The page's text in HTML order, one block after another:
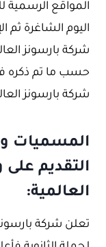
المواقع
اليوم الشاغرة ثم
شركة بارسونز
حسب ما تم ذكره
شركة بارسونز
المسميات
التقديم
العالمية: